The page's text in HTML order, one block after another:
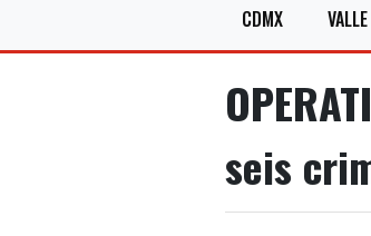
CDMX
seis